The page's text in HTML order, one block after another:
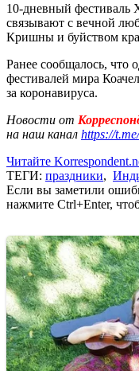
10-дневный фестиваль
связывают с вечной
Кришны и буйством
Ранее сообщалось, что
фестивалей мира
за коронавируса.
Новости от
на наш канал https://
Читайте
ТЕГИ: праздники,
Если вы заметили
нажмите Ctrl+Enter,